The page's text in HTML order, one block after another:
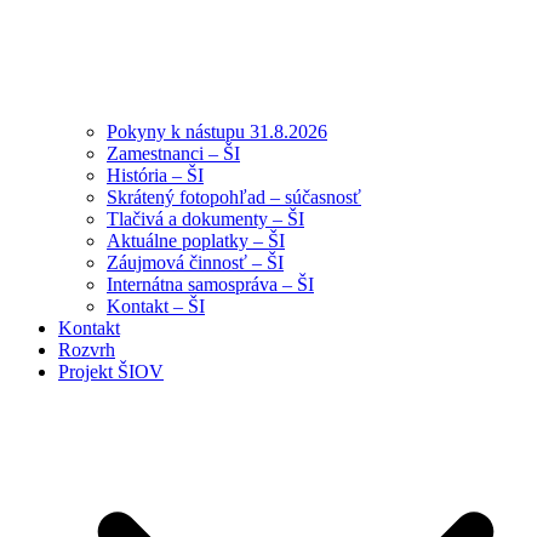
Pokyny k nástupu 31.8.2026
Zamestnanci – ŠI
História – ŠI
Skrátený fotopohľad – súčasnosť
Tlačivá a dokumenty – ŠI
Aktuálne poplatky – ŠI
Záujmová činnosť – ŠI
Internátna samospráva – ŠI
Kontakt – ŠI
Kontakt
Rozvrh
Projekt ŠIOV